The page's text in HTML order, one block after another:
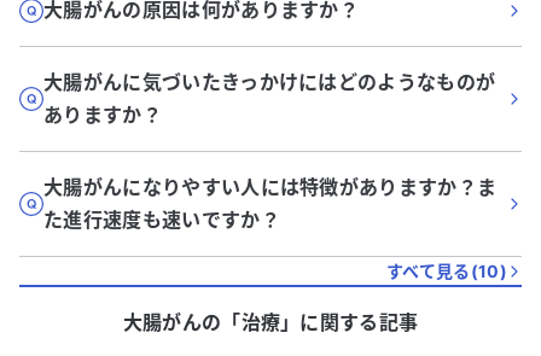
大腸がんの原因は何がありますか？
大腸がんに気づいたきっかけにはどのようなものが
ありますか？
大腸がんになりやすい人には特徴がありますか？ま
た進行速度も速いですか？
すべて見る(10)
大腸がんの「治療」に関する記事